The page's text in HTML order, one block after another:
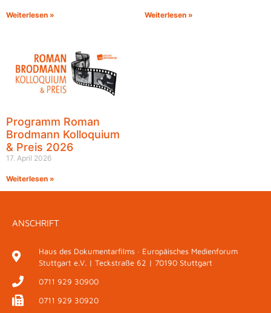
Weiterlesen » Weiterlesen »
Programm Roman
Brodmann Kolloquium
& Preis 2026
17. April 2026
Weiterlesen »
ANSCHRIFT
Haus des Dokumentarfilms · Europäisches Medienforum
Stuttgart e.V. | Teckstraße 62 | 70190 Stuttgart
0711 929 30900
0711 929 30920